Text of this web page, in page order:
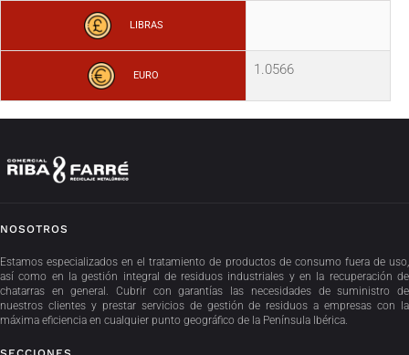
LIBRAS
EURO 1.0566
NOSOTROS
Estamos especializados en el tratamiento de productos de consumo fuera de uso,
así como en la gestión integral de residuos industriales y en la recuperación de
chatarras en general. Cubrir con garantías las necesidades de suministro de
nuestros clientes y prestar servicios de gestión de residuos a empresas con la
máxima eficiencia en cualquier punto geográfico de la Península Ibérica.